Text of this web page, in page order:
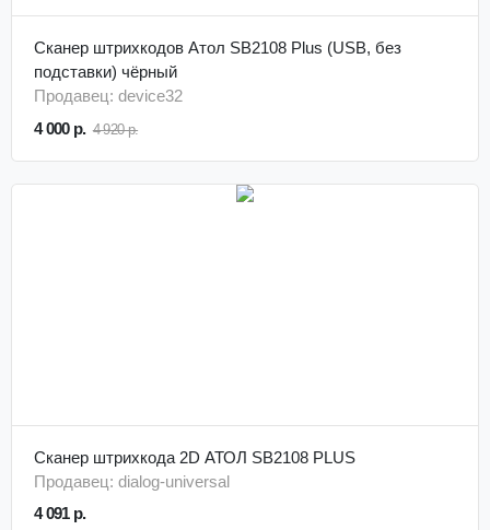
Сканер штрихкодов Атол SB2108 Plus (USB, без
подставки) чёрный
Продавец: device32
4 000 р. 4 920 р.
Сканер штрихкода 2D АТОЛ SB2108 PLUS
Продавец: dialog-universal
4 091 р.